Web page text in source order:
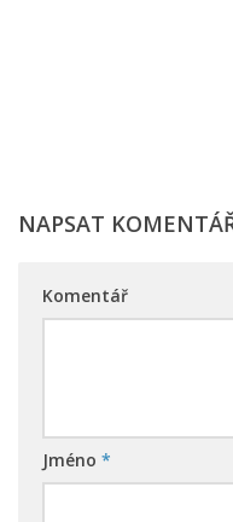
NAPSAT
Komentář
Jméno *